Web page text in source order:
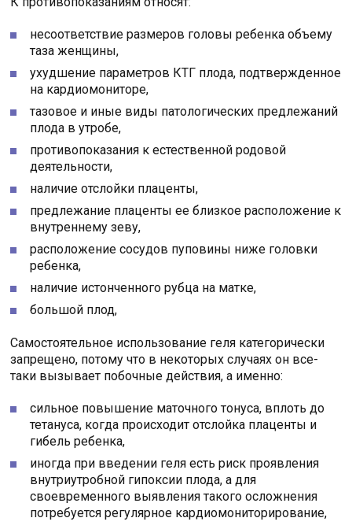
несоответствие размеров головы ребенка объему
таза женщины,
ухудшение параметров КТГ плода, подтвержденное
на кардиомониторе,
тазовое и иные виды патологических предлежаний
плода в утробе,
противопоказания к естественной родовой
деятельности,
наличие отслойки плаценты,
предлежание плаценты ее близкое расположение к
внутреннему зеву,
расположение сосудов пуповины ниже головки
ребенка,
наличие истонченного рубца на матке,
большой плод,
Самостоятельное использование геля категорически
запрещено, потому что в некоторых случаях он все-
таки вызывает побочные действия, а именно:
сильное повышение маточного тонуса, вплоть до
тетануса, когда происходит отслойка плаценты и
гибель ребенка,
иногда при введении геля есть риск проявления
внутриутробной гипоксии плода, а для
своевременного выявления такого осложнения
потребуется регулярное кардиомониторирование,